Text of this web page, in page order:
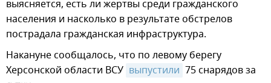
выясняется, есть ли жертвы среди гражданского
населения и насколько в результате обстрелов
пострадала гражданская инфраструктура.
Накануне сообщалось, что по левому берегу
Херсонской области ВСУ выпустили 75 снарядов за